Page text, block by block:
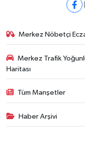
Merkez Nöbetçi
Merkez Trafik
Haritası
Tüm Manşetler
Haber Arşivi